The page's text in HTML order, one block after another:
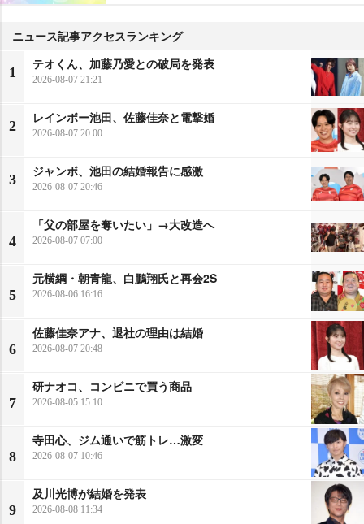
ニュース記事アクセスランキング
1
テオくん、加藤乃愛との破局を発表
2026-08-07 21:21
2
レインボー池田、佐藤佳奈と電撃婚
2026-08-07 20:00
3
ジャンボ、池田の結婚報告に感激
2026-08-07 20:46
4
「父の部屋を奪いたい」→大改造へ
2026-08-07 07:00
5
元横綱・朝青龍、白鵬翔氏と再会2S
2026-08-06 16:16
6
佐藤佳奈アナ、退社の理由は結婚
2026-08-07 20:48
7
研ナオコ、コンビニで買う商品
2026-08-05 15:10
8
寺田心、ジム通いで筋トレ…激変
2026-08-07 10:46
9
及川光博が結婚を発表
2026-08-08 11:34